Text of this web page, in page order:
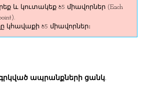
և կուտակեք 85 միավորներ (Each
կհավաքի 85 միավորներ։
ապրանքների ցանկ.